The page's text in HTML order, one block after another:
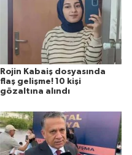
Rojin Kabaiş dosyasında
flaş gelişme! 10 kişi
gözaltına alındı